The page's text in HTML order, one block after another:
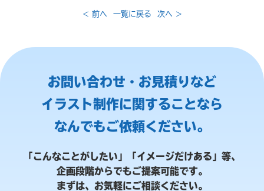
< 前へ 一覧に戻る 次へ >
お問い合わせ・お見積りなど
イラスト制作に関することなら
なんでもご依頼ください。
「こんなことがしたい」「イメージだけある」等、
企画段階からでもご提案可能です。
まずは、お気軽にご相談ください。